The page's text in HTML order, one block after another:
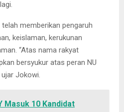
memberikan pengaruh
keislaman, kerukunan
“Atas nama rakyat
bersyukur atas peran NU
ujar Jokowi.
Masuk 10 Kandidat